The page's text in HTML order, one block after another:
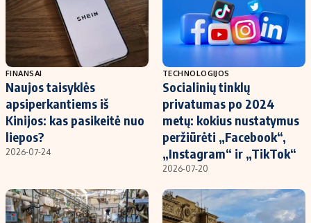
FINANSAI
Naujos taisyklės
apsiperkantiems iš
Kinijos: kas pasikeitė nuo
liepos?
2026-07-24
TECHNOLOGIJOS
Socialinių tinklų
privatumas po 2024
metų: kokius nustatymus
peržiūrėti „Facebook“,
„Instagram“ ir „TikTok“
2026-07-20